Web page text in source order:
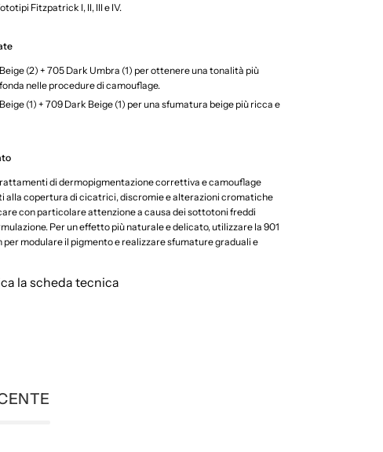
Fitzpatrick I, II, III e IV.
(2) + 705 Dark Umbra (1) per ottenere una tonalità più
nelle procedure di camouflage.
(1) + 709 Dark Beige (1) per una sfumatura beige più ricca e
di dermopigmentazione correttiva e camouflage
alla copertura di cicatrici, discromie e alterazioni cromatiche
con particolare attenzione a causa dei sottotoni freddi
Per un effetto più naturale e delicato, utilizzare la 901
per modulare il pigmento e realizzare sfumature graduali e
la scheda tecnica